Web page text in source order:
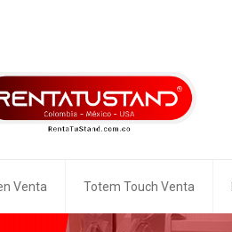
Venta Totem Touch Venta